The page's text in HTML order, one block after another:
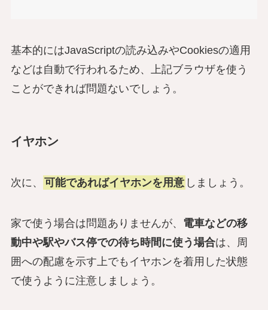
基本的にはJavaScriptの読み込みやCookiesの適用
などは自動で行われるため、上記ブラウザを使う
ことができれば問題ないでしょう。
イヤホン
次に、 可能であればイヤホンを用意 しましょう。
家で使う場合は問題ありませんが、 電車などの移
動中や駅やバス停での待ち時間に使う場合は、周
囲への配慮を示す上でもイヤホンを着用した状態
で使うように注意しましょう。